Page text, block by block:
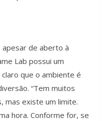
apesar de aberto à
Lab possui um
que o ambiente é
“Tem muitos
mas existe um limite.
hora. Conforme for, se